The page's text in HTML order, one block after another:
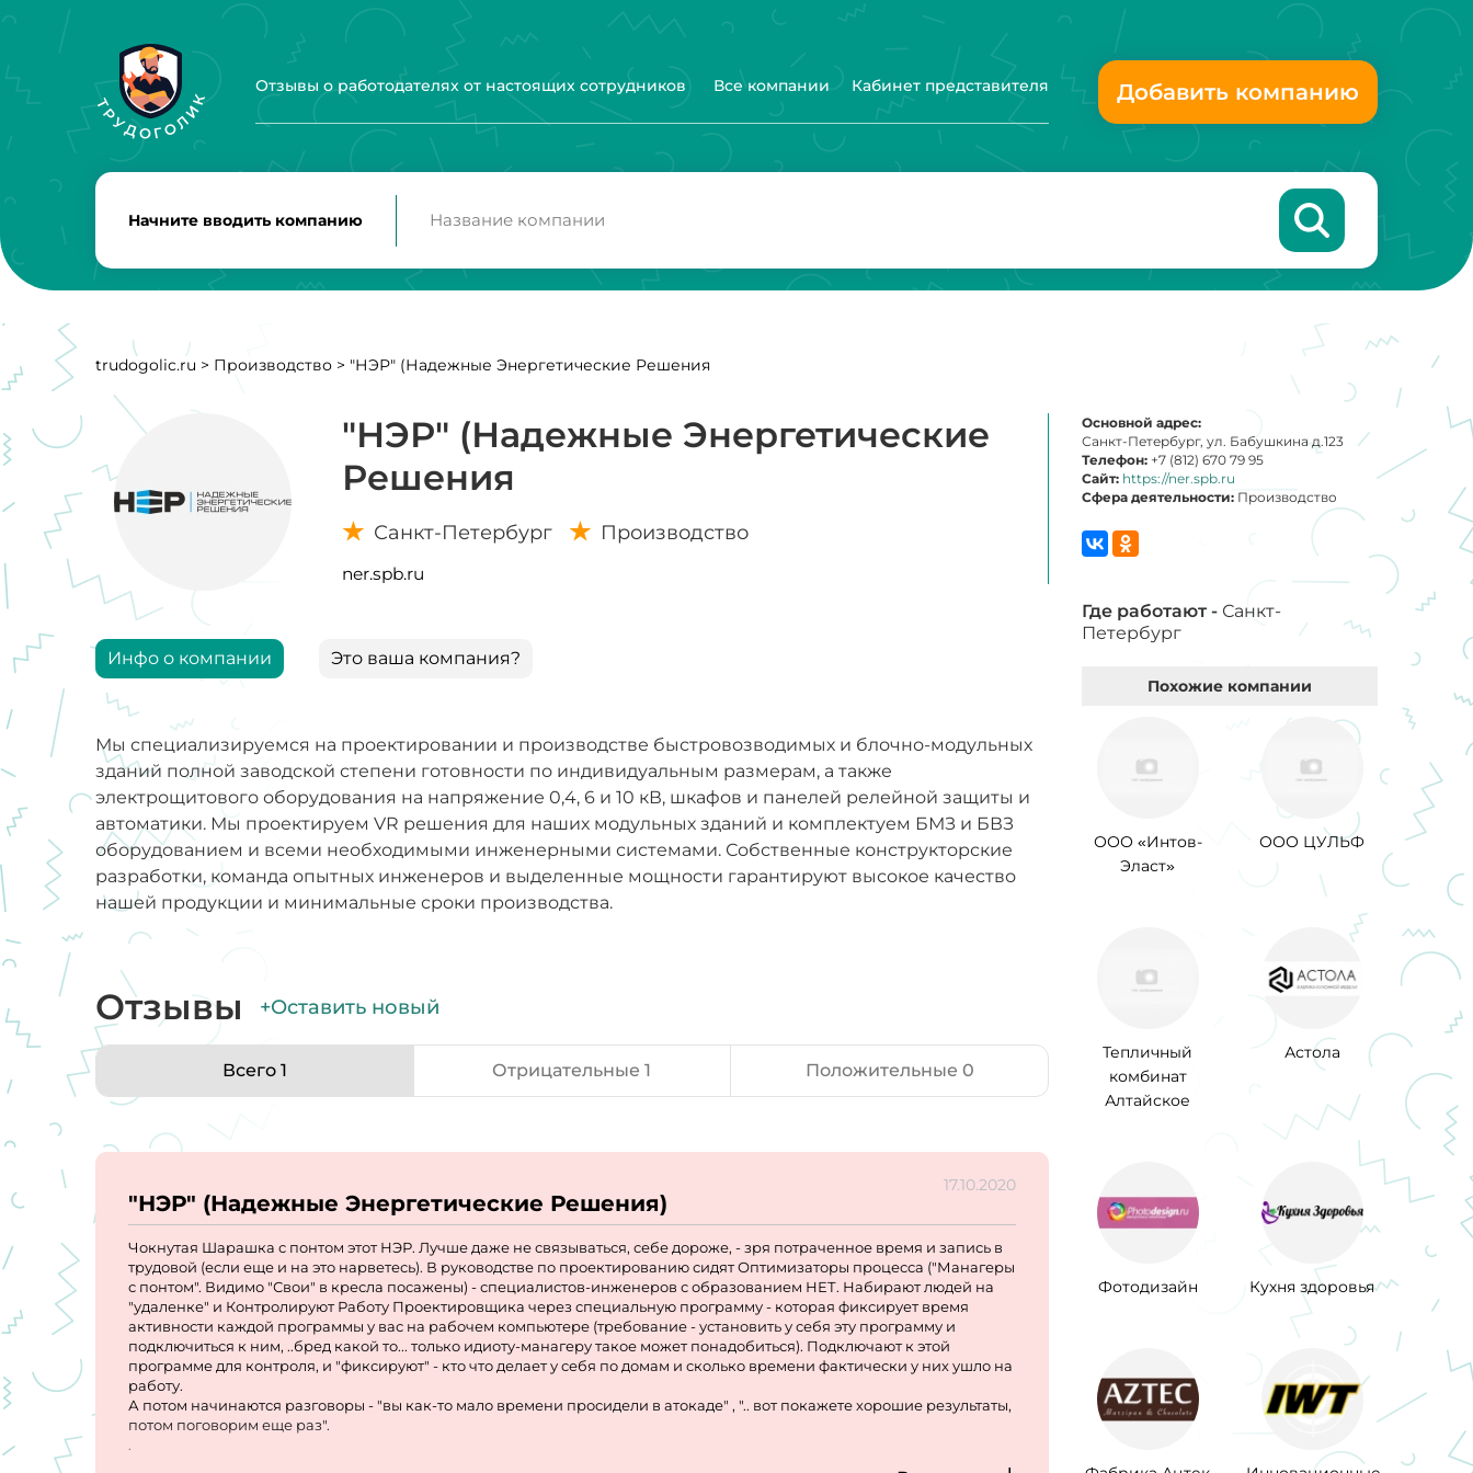
Отзывы о работодателях от настоящих сотрудников Все компании Кабинет представителя Добавить компанию
Начните вводить компанию
trudogolic.ru > Производство > "НЭР" (Надежные Энергетические Решения
"НЭР" (Надежные Энергетические
Решения
Санкт-Петербург Производство
ner.spb.ru
Инфо о компании Это ваша компания?
Мы специализируемся на проектировании и производстве быстровозводимых и блочно-модульных
зданий полной заводской степени готовности по индивидуальным размерам, а также
электрощитового оборудования на напряжение 0,4, 6 и 10 кВ, шкафов и панелей релейной защиты и
автоматики. Мы проектируем VR решения для наших модульных зданий и комплектуем БМЗ и БВЗ
оборудованием и всеми необходимыми инженерными системами. Собственные конструкторские
разработки, команда опытных инженеров и выделенные мощности гарантируют высокое качество
нашей продукции и минимальные сроки производства.
Отзывы +Оставить новый
Всего 1 Отрицательные 1 Положительные 0
17.10.2020
"НЭР" (Надежные Энергетические Решения)
Чокнутая Шарашка с понтом этот НЭР. Лучше даже не связываться, себе дороже, - зря потраченное время и запись в
трудовой (если еще и на это нарветесь). В руководстве по проектированию сидят Оптимизаторы процесса ("Манагеры
с понтом". Видимо "Свои" в кресла посажены) - специалистов-инженеров с образованием НЕТ. Набирают людей на
"удаленке" и Контролируют Работу Проектировщика через специальную программу - которая фиксирует время
активности каждой программы у вас на рабочем компьютере (требование - установить у себя эту программу и
подключиться к ним, ..бред какой то... только идиоту-манагеру такое может понадобиться). Подключают к этой
программе для контроля, и "фиксируют" - кто что делает у себя по домам и сколько времени фактически у них ушло на
работу.
А потом начинаются разговоры - "вы как-то мало времени просидели в атокаде" , ".. вот покажете хорошие результаты,
потом поговорим еще раз".
.
Основной адрес:
Санкт-Петербург, ул. Бабушкина д.123
Телефон: +7 (812) 670 79 95
Сайт: https://ner.spb.ru
Сфера деятельности: Производство
Где работают - Санкт-
Петербург
Похожие компании
ООО «Интов-
Эласт»
ООО ЦУЛЬФ
Тепличный
комбинат
Алтайское
Астола
Фотодизайн Кухня здоровья